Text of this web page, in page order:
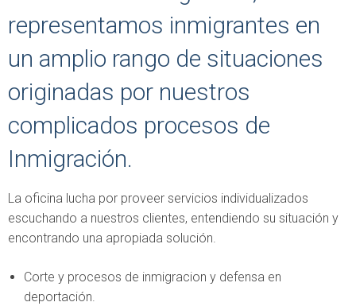
representamos inmigrantes en
un amplio rango de situaciones
originadas por nuestros
complicados procesos de
Inmigración.
La oficina lucha por proveer servicios individualizados
escuchando a nuestros clientes, entendiendo su situación y
encontrando una apropiada solución.
Corte y procesos de inmigracion y defensa en
deportación.